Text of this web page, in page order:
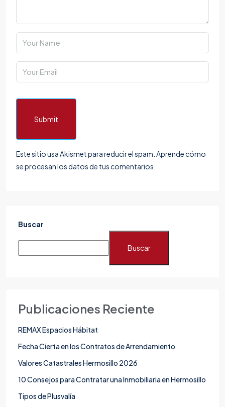
Submit
Este sitio usa Akismet para reducir el spam. Aprende cómo
se procesan los datos de tus comentarios.
Buscar
Buscar
Publicaciones Reciente
REMAX Espacios Hábitat
Fecha Cierta en los Contratos de Arrendamiento
Valores Catastrales Hermosillo 2026
10 Consejos para Contratar una Inmobiliaria en Hermosillo
Tipos de Plusvalía